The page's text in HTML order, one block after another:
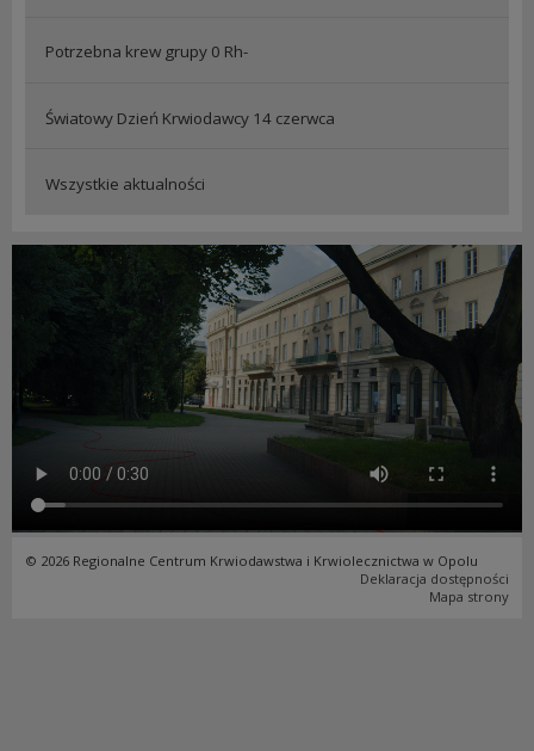
Potrzebna krew grupy 0 Rh-
Światowy Dzień Krwiodawcy 14 czerwca
Wszystkie aktualności
© 2026 Regionalne Centrum Krwiodawstwa i Krwiolecznictwa w Opolu
Deklaracja dostępności
Mapa strony